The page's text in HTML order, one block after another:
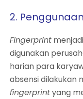
2.
Fingerprint
digunakan
harian para
absensi dilakukan
fingerprintyang